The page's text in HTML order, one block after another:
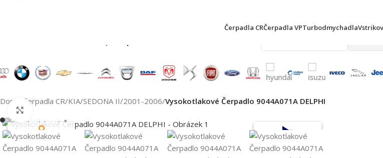
Čerpadla CRČerpadla VPTurbodmychadla
Domů čerpadla CR/KIA/SEDONA II/2001-2006/Vysokotlakové Čerpadlo 9044A071A DELPHI
Oblíbené v Česku
Top výběr
Záruka kvality